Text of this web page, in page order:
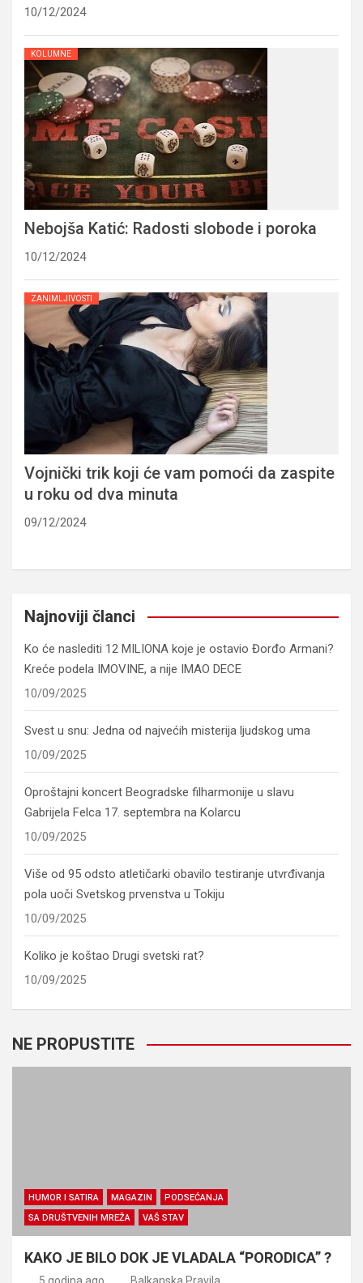
10/12/2024
KOLUMNE
Nebojša Katić: Radosti slobode i poroka
10/12/2024
ZANIMLJIVOSTI
Vojnički trik koji će vam pomoći da zaspite
u roku od dva minuta
09/12/2024
Najnoviji članci
Ko će naslediti 12 MILIONA koje je ostavio Đorđo Armani?
Kreće podela IMOVINE, a nije IMAO DECE
10/09/2025
Svest u snu: Jedna od najvećih misterija ljudskog uma
10/09/2025
Oproštajni koncert Beogradske filharmonije u slavu
Gabrijela Felca 17. septembra na Kolarcu
10/09/2025
Više od 95 odsto atletičarki obavilo testiranje utvrđivanja
pola uoči Svetskog prvenstva u Tokiju
10/09/2025
Koliko je koštao Drugi svetski rat?
10/09/2025
NE PROPUSTITE
HUMOR I SATIRA MAGAZIN
PODSEĆANJA
SA DRUŠTVENIH MREŽA
VAŠ STAV
KAKO JE BILO DOK JE VLADALA “PORODICA” ?